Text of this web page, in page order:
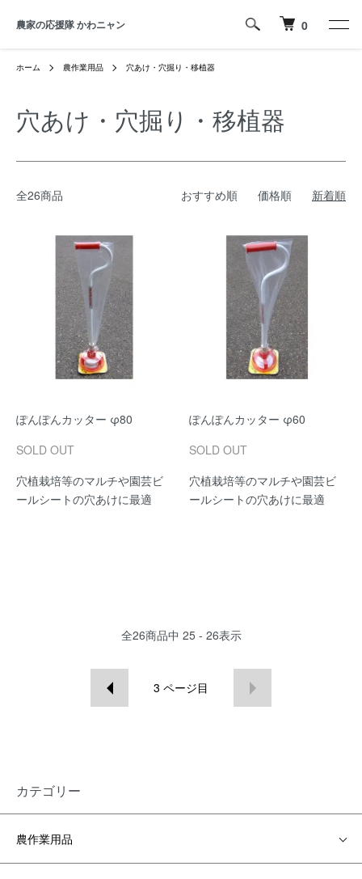
農家の応援隊 かわニャン 0
ホーム 農作業用品 穴あけ・穴掘り・移植器
穴あけ・穴掘り・移植器
全26商品 おすすめ順 価格順 新着順
ぽんぽんカッター φ80
SOLD OUT
穴植栽培等のマルチや園芸ビ
ールシートの穴あけに最適
ぽんぽんカッター φ60
SOLD OUT
穴植栽培等のマルチや園芸ビ
ールシートの穴あけに最適
全26商品中 25 - 26表示
3 ページ目
カテゴリー
農作業用品